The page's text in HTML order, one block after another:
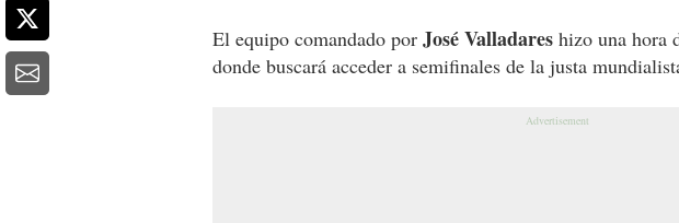
El equipo comandado por José Valladares hizo una hora
donde buscará acceder a semifinales de la justa